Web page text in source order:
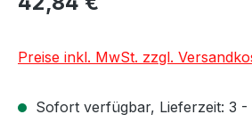
Preise inkl. MwSt. zzgl.
Sofort verfügbar, Lieferzeit: 3 -